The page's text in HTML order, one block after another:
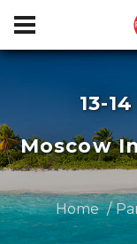
13-
Moscow
Home